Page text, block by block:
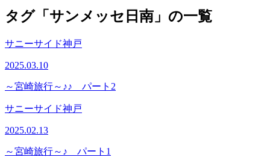
タグ「サンメッセ日南」の一覧
サニーサイド神戸
2025.03.10
～宮崎旅行～♪♪ パート2
サニーサイド神戸
2025.02.13
～宮崎旅行～♪ パート1